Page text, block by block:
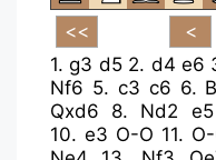
1.g3 d5 2. d4 e6
Nf6 5. c3 c6 6.
Qxd6
8. Nd2 e5
10. e3 O-O 11.